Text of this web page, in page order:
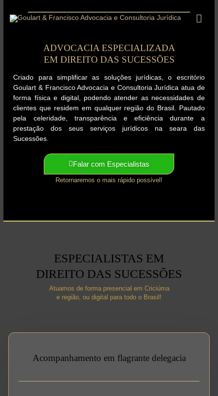
para
ADVOCACIA ESPECIALIZADA
EM DIREITO DAS SUCESSÕES
Criado para simplificar as soluções jurídicas, o escritório
Goulart & Francisco Advocacia e Consultoria Jurídica atua de
forma física e digital, podendo atender as necessidades de
clientes que residem em qualquer região do Brasil. Pautado
pela celeridade, transparência e eficiência durante a
prestação dos seus serviços jurídicos na seara das
Sucessões.
Falar com Especialistas
Retornaremos o mais rápido possível!
ESPECIALISTAS EM
DIREITO DAS SUCESSÕES
Atuamos de forma presencial em Criciúma
e região, ou digital para todo o Brasil!
Acompanhamento em flagrante delegacia